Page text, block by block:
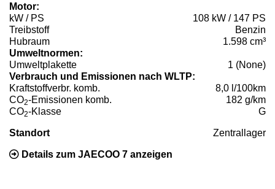
Motor:
kW / PS
108 kW / 147 PS
Treibstoff
Benzin
Hubraum
1.598 cm³
Umweltnormen:
Umweltplakette
1 (None)
Verbrauch und Emissionen nach WLTP:
Kraftstoffverbr. komb.
8,0 l/100km
CO2-Emissionen komb.
182 g/km
CO2-Klasse G
Standort Zentrallager
Details zum JAECOO 7 anzeigen